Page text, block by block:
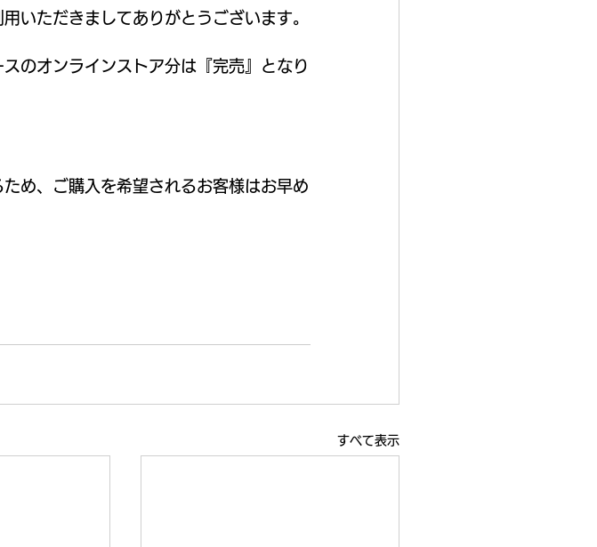
いただきましてありがとうございます。
のオンラインストア分は『完売』となり
め、ご購入を希望されるお客様はお早め
すべて表示